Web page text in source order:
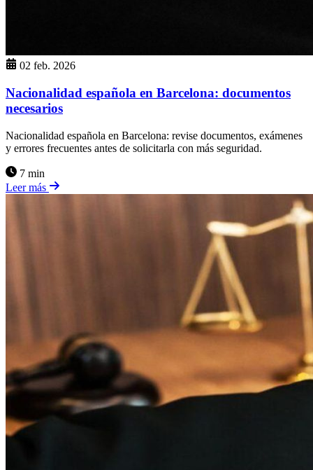
02 feb. 2026
Nacionalidad española en Barcelona: documentos
necesarios
Nacionalidad española en Barcelona: revise documentos, exámenes
y errores frecuentes antes de solicitarla con más seguridad.
7 min
Leer más